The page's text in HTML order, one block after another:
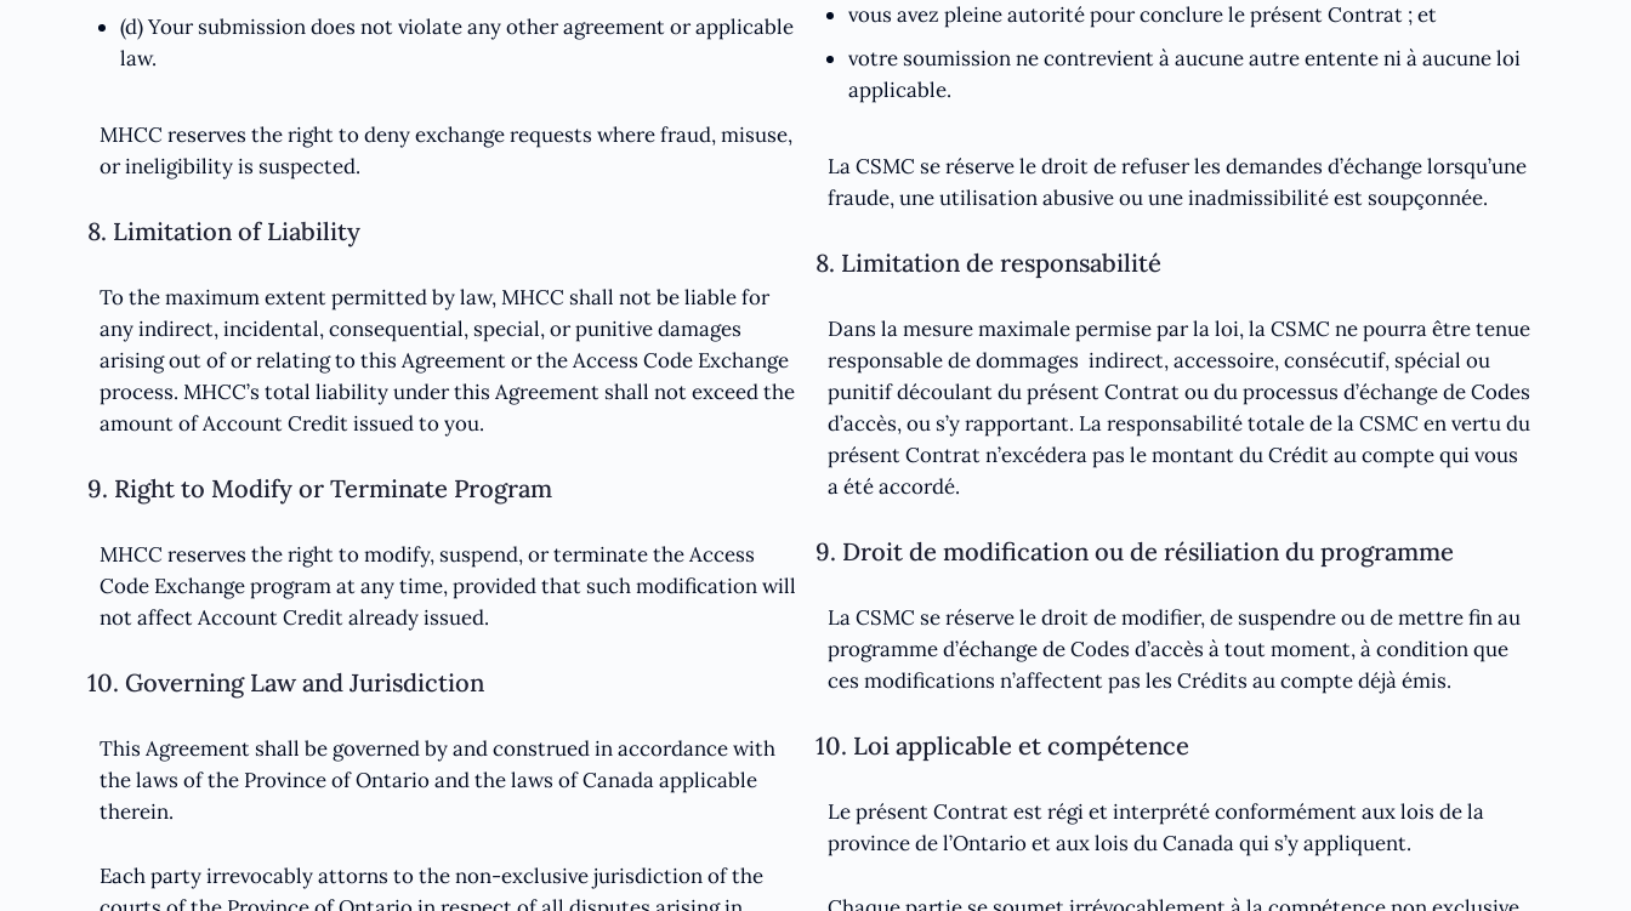
(d) Your submission does not violate any other agreement or applicable
law.
MHCC reserves the right to deny exchange requests where fraud, misuse,
or ineligibility is suspected.
8. Limitation of Liability
To the maximum extent permitted by law, MHCC shall not be liable for
any indirect, incidental, consequential, special, or punitive damages
arising out of or relating to this Agreement or the Access Code Exchange
process. MHCC’s total liability under this Agreement shall not exceed the
amount of Account Credit issued to you.
9. Right to Modify or Terminate Program
MHCC reserves the right to modify, suspend, or terminate the Access
Code Exchange program at any time, provided that such modification will
not affect Account Credit already issued.
10. Governing Law and Jurisdiction
This Agreement shall be governed by and construed in accordance with
the laws of the Province of Ontario and the laws of Canada applicable
therein.
Each party irrevocably attorns to the non-exclusive jurisdiction of the
vous avez pleine autorité pour conclure le présent Contrat ; et
votre soumission ne contrevient à aucune autre entente ni à aucune loi
applicable.
La CSMC se réserve le droit de refuser les demandes d’échange lorsqu’une
fraude, une utilisation abusive ou une inadmissibilité est soupçonnée.
8. Limitation de responsabilité
Dans la mesure maximale permise par la loi, la CSMC ne pourra être tenue
responsable de dommages indirect, accessoire, consécutif, spécial ou
punitif découlant du présent Contrat ou du processus d’échange de Codes
d’accès, ou s’y rapportant. La responsabilité totale de la CSMC en vertu du
présent Contrat n’excédera pas le montant du Crédit au compte qui vous
a été accordé.
9. Droit de modification ou de résiliation du programme
La CSMC se réserve le droit de modifier, de suspendre ou de mettre fin au
programme d’échange de Codes d’accès à tout moment, à condition que
ces modifications n’affectent pas les Crédits au compte déjà émis.
10. Loi applicable et compétence
Le présent Contrat est régi et interprété conformément aux lois de la
province de l’Ontario et aux lois du Canada qui s’y appliquent.